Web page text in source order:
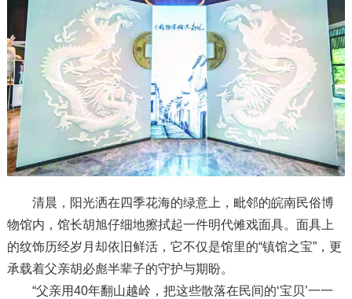
清晨，阳光洒在四季花海的绿意上，毗邻的皖南民俗博
物馆内，馆长胡旭仔细地擦拭起一件明代傩戏面具。面具上
的纹饰历经岁月却依旧鲜活，它不仅是馆里的“镇馆之宝”，更
承载着父亲胡必彪半辈子的守护与期盼。
“父亲用40年翻山越岭，把这些散落在民间的‘宝贝’一一